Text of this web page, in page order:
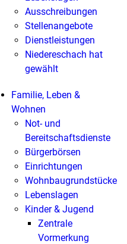
Ausschreibungen
Stellenangebote
Dienstleistungen
Niedereschach hat
gewählt
Familie, Leben &
Wohnen
Not- und
Bereitschaftsdienste
Bürgerbörsen
Einrichtungen
Wohnbaugrundstücke
Lebenslagen
Kinder & Jugend
Zentrale
Vormerkung